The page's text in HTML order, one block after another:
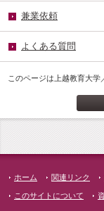
兼業依頼
よくある質問
このページは上越教育大学
ホーム 関連リンク
このサイトについて